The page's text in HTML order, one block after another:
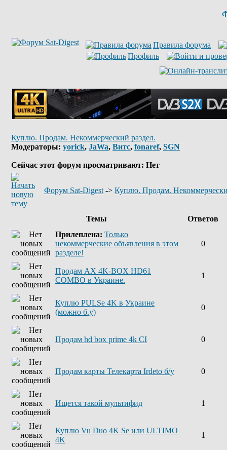
Правила форума
Профиль
Куплю. Продам. Некоммерческий раздел.
Модераторы: yorick, JaWa, Витс, fonaref, SGN
Сейчас этот форум просматривают: Нет
Форум Sat-Digest -> Куплю. Продам.
Темы
Ответов
Прилеплена: Только
некоммерческие объявления в этом
разделе!
0
Продам AX 4K-BOX HD61
COMBO в Украине.
1
Куплю PULSe 4K в Украине
(можно б.у)
0
Продам hd box prime 4k CI 0
Продам карты Телекарта Irdeto б/у 0
Ищется такой мультифид 1
Куплю Vu Duo 4K Se или ULTIMO
4K
1